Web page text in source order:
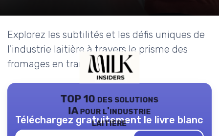
Explorez les subtilités et les défis uniques de
l'industrie laitière à travers le prisme des
fromages en tranches.
TOP 10 des solutions
IA pour l'industrie
laitière
Téléchargez gratuitement le livre blanc